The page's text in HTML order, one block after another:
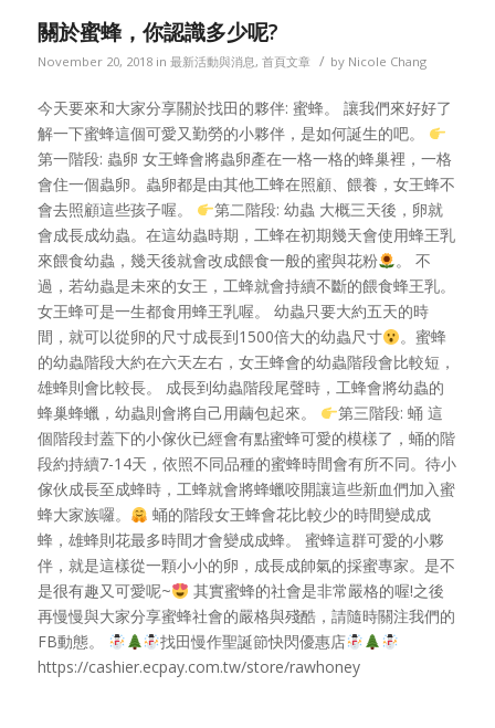
關於蜜蜂，你認識多少呢?
November 20, 2018 in 最新活動與消息 , 首頁文章 / by Nicole Chang
今天要來和大家分享關於找田的夥伴: 蜜蜂。 讓我們來好好了
解一下蜜蜂這個可愛又勤勞的小夥伴，是如何誕生的吧。
第一階段: 蟲卵 女王蜂會將蟲卵產在一格一格的蜂巢裡，一格
會住一個蟲卵。蟲卵都是由其他工蜂在照顧、餵養，女王蜂不
會去照顧這些孩子喔。
第二階段: 幼蟲 大概三天後，卵就
會成長成幼蟲。在這幼蟲時期，工蜂在初期幾天會使用蜂王乳
來餵食幼蟲，幾天後就會改成餵食一般的蜜與花粉
。 不
過，若幼蟲是未來的女王，工蜂就會持續不斷的餵食蜂王乳。
女王蜂可是一生都食用蜂王乳喔。 幼蟲只要大約五天的時
間，就可以從卵的尺寸成長到1500倍大的幼蟲尺寸
。蜜蜂
的幼蟲階段大約在六天左右，女王蜂會的幼蟲階段會比較短，
雄蜂則會比較長。 成長到幼蟲階段尾聲時，工蜂會將幼蟲的
蜂巢蜂蠟，幼蟲則會將自己用繭包起來。
第三階段: 蛹 這
個階段封蓋下的小傢伙已經會有點蜜蜂可愛的模樣了，蛹的階
段約持續7-14天，依照不同品種的蜜蜂時間會有所不同。待小
傢伙成長至成蜂時，工蜂就會將蜂蠟咬開讓這些新血們加入蜜
蜂大家族囉。
蛹的階段女王蜂會花比較少的時間變成成
蜂，雄蜂則花最多時間才會變成成蜂。 蜜蜂這群可愛的小夥
伴，就是這樣從一顆小小的卵，成長成帥氣的採蜜專家。是不
是很有趣又可愛呢~
其實蜜蜂的社會是非常嚴格的喔!之後
再慢慢與大家分享蜜蜂社會的嚴格與殘酷，請隨時關注我們的
FB動態。
找田慢作聖誕節快閃優惠店
https://cashier.ecpay.com.tw/store/rawhoney